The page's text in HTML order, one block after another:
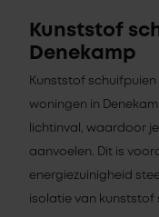
Kunststof
Denekamp
Kunststof
woningen in
lichtinval, waardoor
aanvoelen. Dit is
energiezuinigheid
isolatie van